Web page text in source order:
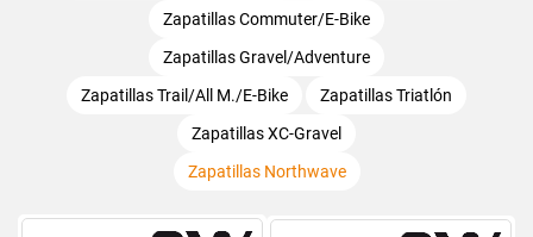
Zapatillas Commuter/E-Bike
Zapatillas Gravel/Adventure
Zapatillas Trail/All M./E-Bike
Zapatillas Triatlón
Zapatillas XC-Gravel
Zapatillas Northwave